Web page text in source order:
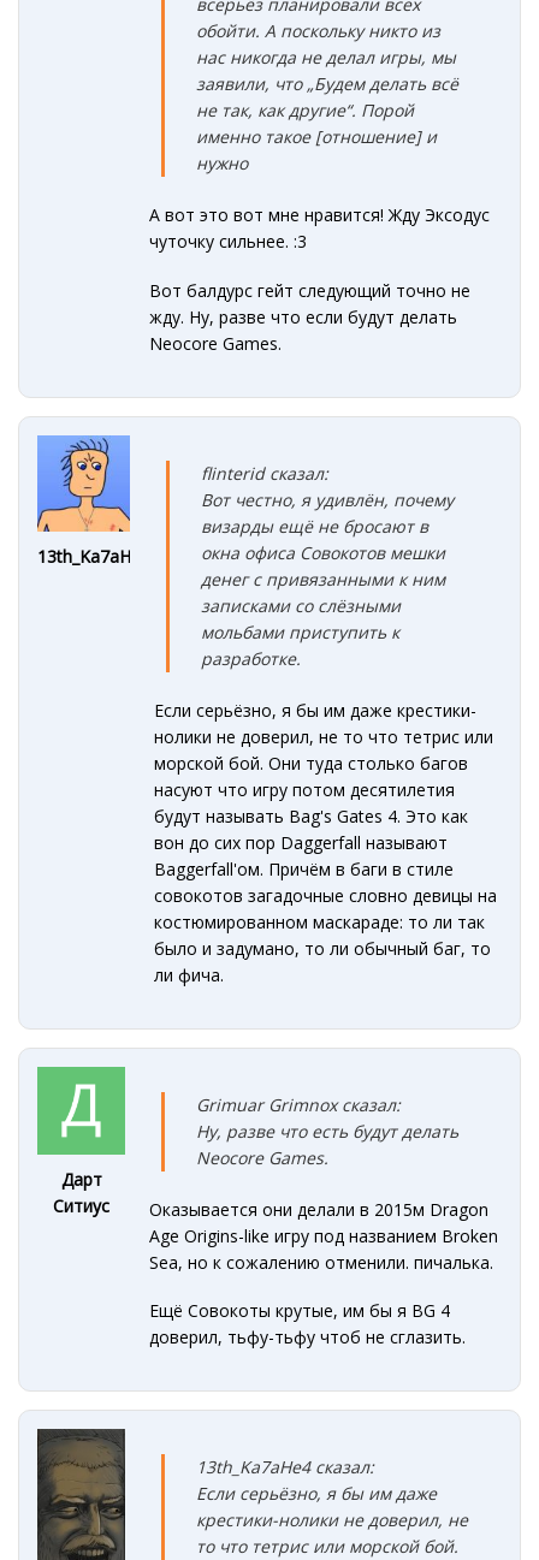
всерьёз планировали всех
обойти. А поскольку никто из
нас никогда не делал игры, мы
заявили, что „Будем делать всё
не так, как другие“. Порой
именно такое [отношение] и
нужно
А вот это вот мне нравится! Жду Эксодус
чуточку сильнее.:3
Вот балдурс гейт следующий точно не
жду. Ну, разве что если будут делать
Neocore Games.
13th_Ka7aHe4
flinterid сказал:
Вот честно, я удивлён, почему
визарды ещё не бросают в
окна офиса Совокотов мешки
денег с привязанными к ним
записками со слёзными
мольбами приступить к
разработке.
Если серьёзно, я бы им даже крестики-
нолики не доверил, не то что тетрис или
морской бой. Они туда столько багов
насуют что игру потом десятилетия
будут называть Bag's Gates 4. Это как
вон до сих пор Daggerfall называют
Baggerfall'ом. Причём в баги в стиле
совокотов загадочные словно девицы на
костюмированном маскараде: то ли так
было и задумано, то ли обычный баг, то
ли фича.
Дарт
Ситиус
Grimuar Grimnox сказал:
Ну, разве что есть будут делать
Neocore Games.
Оказывается они делали в 2015м Dragon
Age Origins-like игру под названием Broken
Sea, но к сожалению отменили. пичалька.
Ещё Совокоты крутые, им бы я BG 4
доверил, тьфу-тьфу чтоб не сглазить.
13th_Ka7aHe4 сказал:
Если серьёзно, я бы им даже
крестики-нолики не доверил, не
то что тетрис или морской бой.